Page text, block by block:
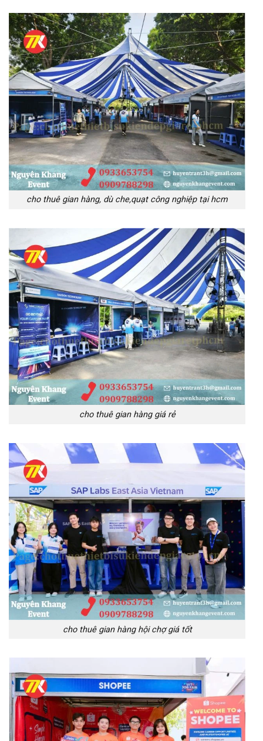
cho thuê gian hàng, dù che,quạt công nghiệp tại hcm
cho thuê gian hàng giá rẻ
cho thuê gian hàng hội chợ giá tốt